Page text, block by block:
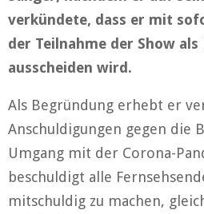
verkündete, dass er mit
der Teilnahme der Show als
ausscheiden wird.
Als Begründung erhebt er
Anschuldigungen gegen die
Umgang mit der Corona-
beschuldigt alle
mitschuldig zu machen,